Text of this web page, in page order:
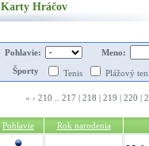
Karty Hráčov
Pohlavie:
Meno:
Športy
Tenis Plážový
« ‹ 210 217 | 218 | 219 | 220 |
Pohlavie Rok narodenia